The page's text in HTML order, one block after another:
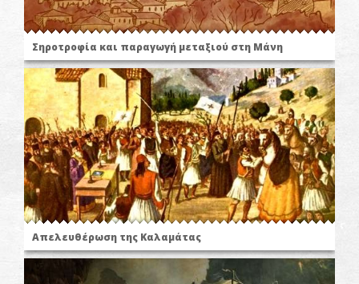
Σηροτροφία και παραγωγή μεταξιού στη Μάνη
Απελευθέρωση της Καλαμάτας